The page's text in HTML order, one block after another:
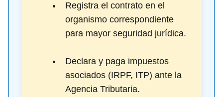
Registra el contrato en el
organismo correspondiente
para mayor seguridad jurídica.
Declara y paga impuestos
asociados (IRPF, ITP) ante la
Agencia Tributaria.